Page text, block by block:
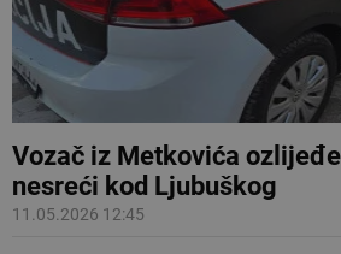
Vozač iz Metkovića
nesreći kod Ljubuškog
11.05.2026 12:45